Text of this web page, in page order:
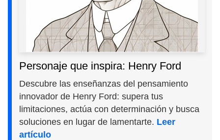
Personaje que inspira: Henry Ford
Descubre las enseñanzas del pensamiento
innovador de Henry Ford: supera tus
limitaciones, actúa con determinación y busca
soluciones en lugar de lamentarte. Leer
artículo